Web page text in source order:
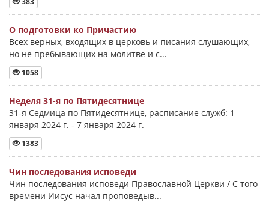
О подготовки ко Причастию
Всех верных, входящих в церковь и писания слушающих,
но не пребывающих на молитве и с...
1058
Неделя 31-я по Пятидесятнице
31-я Седмица по Пятидесятнице, расписание служб: 1
января 2024 г. - 7 января 2024 г.
1383
Чин последования исповеди
Чин последования исповеди Православной Церкви / С того
времени Иисус начал проповедыв...